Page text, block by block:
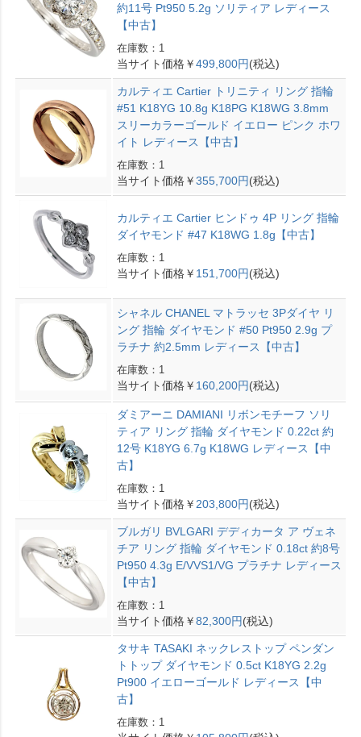
約11号 Pt950 5.2g ソリティア レディース
【中古】
在庫数：1
当サイト価格￥499,800円(税込)
カルティエ Cartier トリニティ リング 指輪
#51 K18YG 10.8g K18PG K18WG 3.8mm
スリーカラーゴールド イエロー ピンク ホワ
イト レディース【中古】
在庫数：1
当サイト価格￥355,700円(税込)
カルティエ Cartier ヒンドゥ 4P リング 指輪
ダイヤモンド #47 K18WG 1.8g【中古】
在庫数：1
当サイト価格￥ 151,700円(税込)
シャネル CHANEL マトラッセ 3Pダイヤ リ
ング 指輪 ダイヤモンド #50 Pt950 2.9g プ
ラチナ 約2.5mm レディース【中古】
在庫数：1
当サイト価格￥ 160,200円(税込)
ダミアーニ DAMIANI リボンモチーフ ソリ
ティア リング 指輪 ダイヤモンド 0.22ct 約
12号 K18YG 6.7g K18WG レディース【中
古】
在庫数：1
当サイト価格￥203,800円(税込)
ブルガリ BVLGARI デディカータ ア ヴェネ
チア リング 指輪 ダイヤモンド 0.18ct 約8号
Pt950 4.3g E/VVS1/VG プラチナ レディース
【中古】
在庫数：1
当サイト価格￥82,300円(税込)
タサキ TASAKI ネックレストップ ペンダン
トトップ ダイヤモンド 0.5ct K18YG 2.2g
Pt900 イエローゴールド レディース【中
古】
在庫数：1